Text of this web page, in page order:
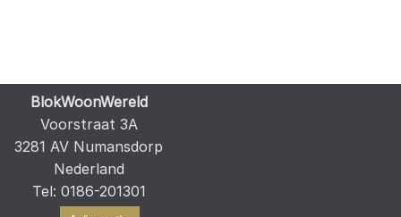
BlokWoonWereld
Voorstraat 3A
3281 AV Numansdorp
Nederland
Tel: 0186-201301